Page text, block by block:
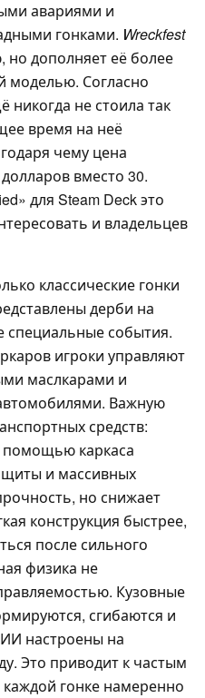
авариями и
гонками. Wreckfest
но дополняет её более
моделью. Согласно
никогда не стоила так
время на неё
чему цена
вместо 30.
для Steam Deck это
и владельцев
классические гонки
дерби на
специальные события.
игроки управляют
маслкарами и
Важную
средств:
помощью каркаса
и массивных
но снижает
конструкция быстрее,
после сильного
физика не
Кузовные
сгибаются и
настроены на
Это приводит к частым
гонке намеренно